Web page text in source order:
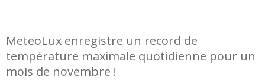
MeteoLux enregistre un record de
température maximale quotidienne pour un
mois de novembre !